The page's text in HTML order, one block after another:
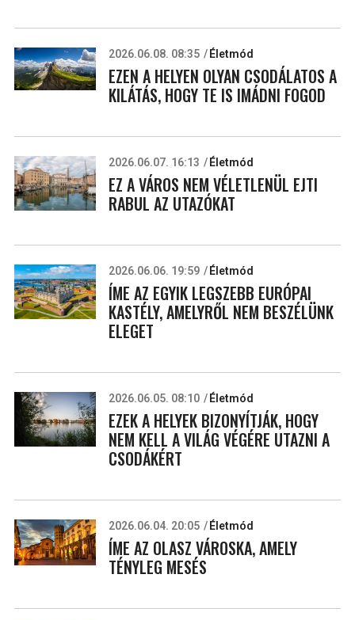
2026.06.08. 08:35 Életmód
EZEN A HELYEN OLYAN CSODÁLATOS A
KILÁTÁS, HOGY TE IS IMÁDNI FOGOD
2026.06.07. 16:13 Életmód
EZ A VÁROS NEM VÉLETLENÜL EJTI
RABUL AZ UTAZÓKAT
2026.06.06. 19:59 Életmód
ÍME AZ EGYIK LEGSZEBB EURÓPAI
KASTÉLY, AMELYRŐL NEM BESZÉLÜNK
ELEGET
2026.06.05. 08:10 Életmód
EZEK A HELYEK BIZONYÍTJÁK, HOGY
NEM KELL A VILÁG VÉGÉRE UTAZNI A
CSODÁKÉRT
2026.06.04. 20:05 Életmód
ÍME AZ OLASZ VÁROSKA, AMELY
TÉNYLEG MESÉS